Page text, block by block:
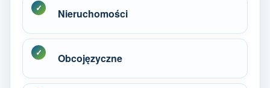
Nieruchomości
Obcojęzyczne